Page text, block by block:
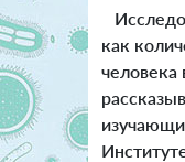
как
человека